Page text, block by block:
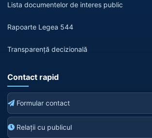
Lista documentelor de interes public
Rapoarte Legea 544
Transparență decizională
Contact rapid
Formular contact
Relații cu publicul